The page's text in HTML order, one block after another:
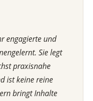
engagierte und
Sie legt
praxisnahe
ist keine reine
bringt Inhalte